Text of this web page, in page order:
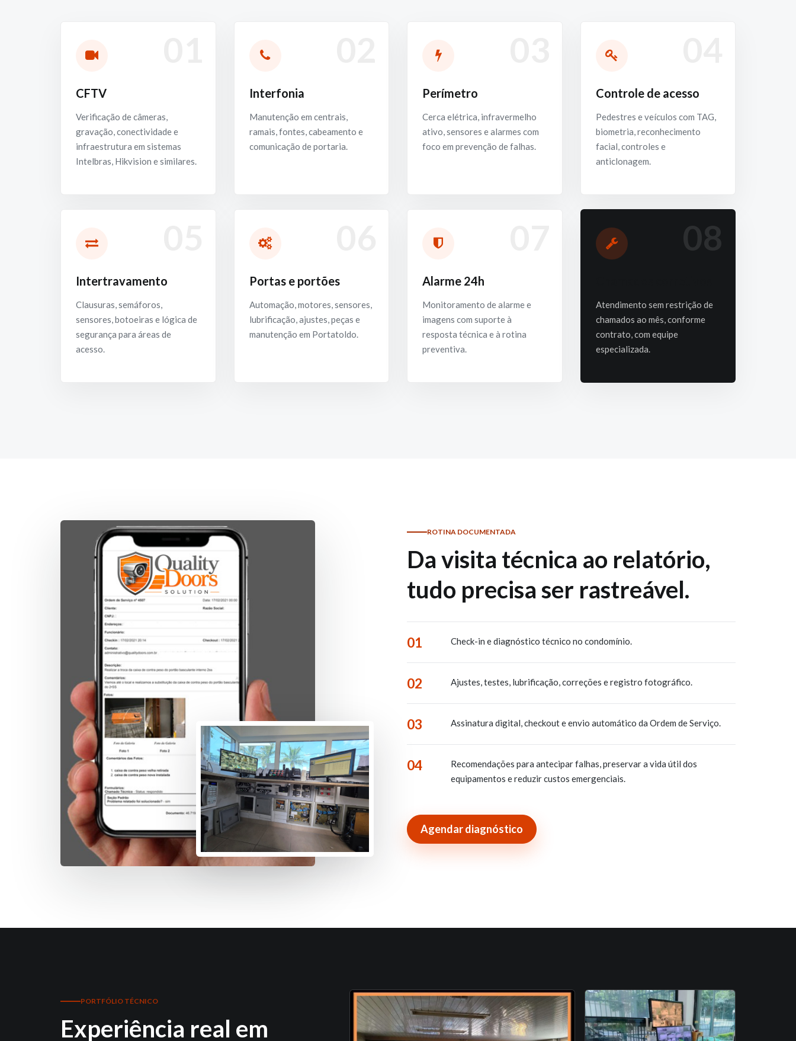
CFTV
Verificação de câmeras,
gravação, conectividade e
infraestrutura em sistemas
Intelbras, Hikvision e similares.
Interfonia
Manutenção em centrais,
ramais, fontes, cabeamento e
comunicação de portaria.
Perímetro
Cerca elétrica, infravermelho
ativo, sensores e alarmes com
foco em prevenção de falhas.
Controle de acesso
Pedestres e veículos com TAG,
biometria, reconhecimento
facial, controles e
anticlonagem.
Intertravamento
Clausuras, semáforos,
sensores, botoeiras e lógica de
segurança para áreas de
acesso.
Portas e portões
Automação, motores, sensores,
lubrificação, ajustes, peças e
manutenção em Portatoldo.
Alarme 24h
Monitoramento de alarme e
imagens com suporte à
resposta técnica e à rotina
preventiva.
Atendimento sem restrição de
chamados ao mês, conforme
contrato, com equipe
especializada.
ROTINA DOCUMENTADA
Da visita técnica ao relatório,
tudo precisa ser rastreável.
01 Check-in e diagnóstico técnico no condomínio.
02 Ajustes, testes, lubrificação, correções e registro fotográfico.
03 Assinatura digital, checkout e envio automático da Ordem de Serviço.
04
Recomendações para antecipar falhas, preservar a vida útil dos
equipamentos e reduzir custos emergenciais.
Agendar diagnóstico
PORTFÓLIO TÉCNICO
Experiência real em